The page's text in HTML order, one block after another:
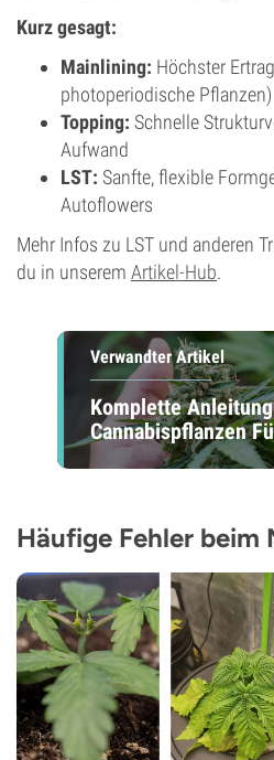
Kurz gesagt:
Mainlining: Höchster
photoperiodische Pflanzen)
Topping: Schnelle
Aufwand
LST: Sanfte, flexible
Autoflowers
Mehr Infos zu LST und anderen
du in unserem Artikel-Hub.
Verwandter Artikel
Komplette
Cannabispflanzen
Häufige Fehler beim